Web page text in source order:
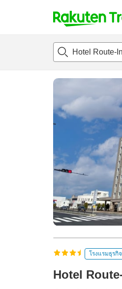
t
p
a
_
c
h
แนะนำที่พักห้องพักแล
โรงแรมธุรกิจ
Hotel